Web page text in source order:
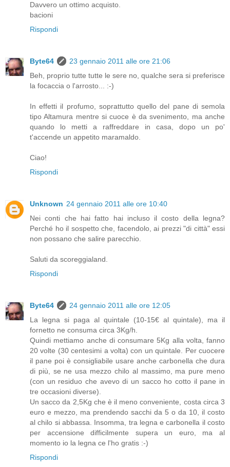
Davvero un ottimo acquisto.
bacioni
Rispondi
Byte64
23 gennaio 2011 alle ore 21:06
Beh, proprio tutte tutte le sere no, qualche sera si preferisce
la focaccia o l'arrosto... :-)
In effetti il profumo, soprattutto quello del pane di semola
tipo Altamura mentre si cuoce è da svenimento, ma anche
quando lo metti a raffreddare in casa, dopo un po'
t'accende un appetito maramaldo.
Ciao!
Rispondi
Unknown 24 gennaio 2011 alle ore 10:40
Nei conti che hai fatto hai incluso il costo della legna?
Perché ho il sospetto che, facendolo, ai prezzi "di città" essi
non possano che salire parecchio.
Saluti da scoreggialand.
Rispondi
Byte64
24 gennaio 2011 alle ore 12:05
La legna si paga al quintale (10-15€ al quintale), ma il
fornetto ne consuma circa 3Kg/h.
Quindi mettiamo anche di consumare 5Kg alla volta, fanno
20 volte (30 centesimi a volta) con un quintale. Per cuocere
il pane poi è consigliabile usare anche carbonella che dura
di più, se ne usa mezzo chilo al massimo, ma pure meno
(con un residuo che avevo di un sacco ho cotto il pane in
tre occasioni diverse).
Un sacco da 2,5Kg che è il meno conveniente, costa circa 3
euro e mezzo, ma prendendo sacchi da 5 o da 10, il costo
al chilo si abbassa. Insomma, tra legna e carbonella il costo
per accensione difficilmente supera un euro, ma al
momento io la legna ce l'ho gratis :-)
Rispondi